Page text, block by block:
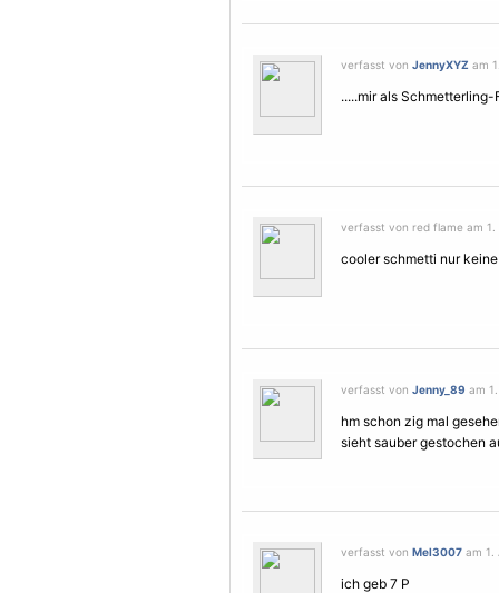
verfasst von JennyXYZ am
.....mir als
verfasst von red flame am 1.
cooler schmetti nur
verfasst von Jenny_89 am
hm schon zig mal
sieht sauber gestochen
verfasst von Mel3007 am 1.
ich geb 7 P